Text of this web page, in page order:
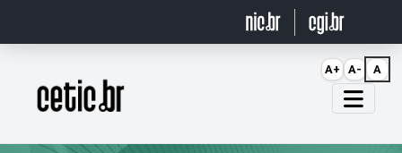
Página inicial
A+ A- A